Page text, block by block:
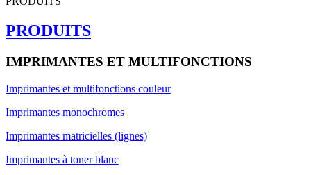
PRODUITS
IMPRIMANTES ET MULTIFONCTIONS
Imprimantes et multifonctions couleur
Imprimantes monochromes
Imprimantes matricielles (lignes)
Imprimantes à toner blanc